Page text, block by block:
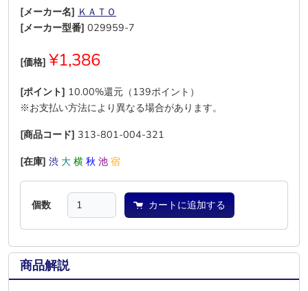
[メーカー名] ＫＡＴＯ
[メーカー型番] 029959-7
[価格] ¥1,386
[ポイント] 10.00%還元（139ポイント）
※お支払い方法により異なる場合があります。
[商品コード] 313-801-004-321
[在庫] 渋 大 横 秋 池 宿
個数 カートに追加する
商品解説